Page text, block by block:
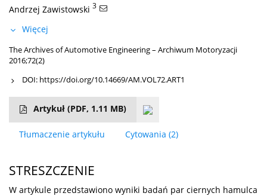
Andrzej Zawistowski 3
Więcej
The Archives of Automotive Engineering – Archiwum Motoryzacji
2016;72(2)
DOI: https://doi.org/10.14669/AM.VOL72.ART1
Artykuł (PDF, 1.11 MB)
Tłumaczenie artykułu Cytowania (2)
STRESZCZENIE
W artykule przedstawiono wyniki badań par ciernych hamulca